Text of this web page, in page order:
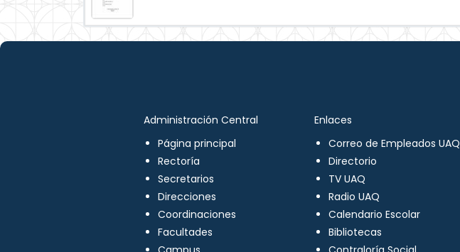
Administración Central
Página principal
Rectoría
Secretarios
Direcciones
Coordinaciones
Facultades
Enlaces
Correo de Empleados UAQ
Directorio
TV UAQ
Radio UAQ
Calendario Escolar
Bibliotecas